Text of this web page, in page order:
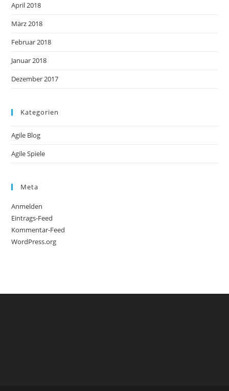
April 2018
März 2018
Februar 2018
Januar 2018
Dezember 2017
Kategorien
Agile Blog
Agile Spiele
Meta
Anmelden
Eintrags-Feed
Kommentar-Feed
WordPress.org